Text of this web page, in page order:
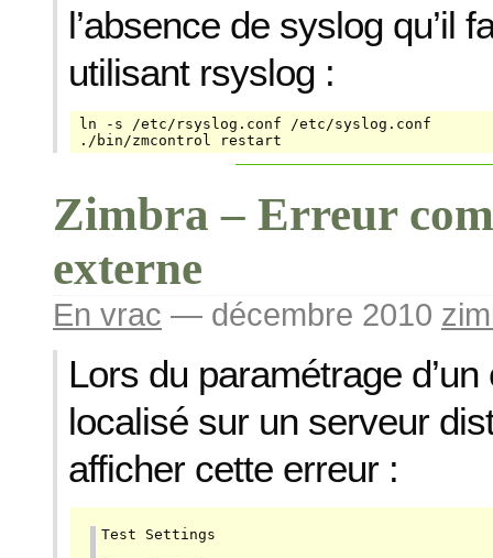
l’absence de syslog qu’il
utilisant rsyslog :
ln -s /etc/rsyslog.conf /etc/syslog.conf
./bin/zmcontrol restart
Zimbra – Erreur
externe
En vrac — décembre 2010
Lors du paramétrage
localisé sur un serveur
afficher cette erreur :
Test Settings